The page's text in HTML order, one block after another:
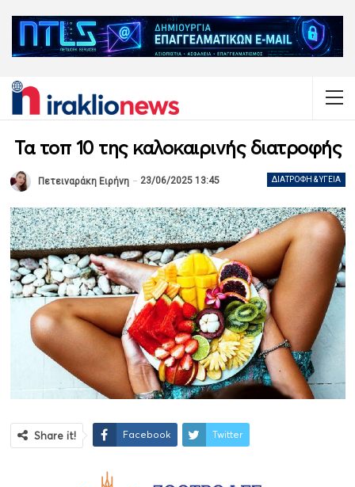
Τα τοπ 10 της καλοκαιρινής διατροφής
ΔΙΑΤΡΟΦΉ & ΥΓΕΊΑ
Πετειναράκη Ειρήνη 23/06/2025 13:45
Share it! Facebook Twitter